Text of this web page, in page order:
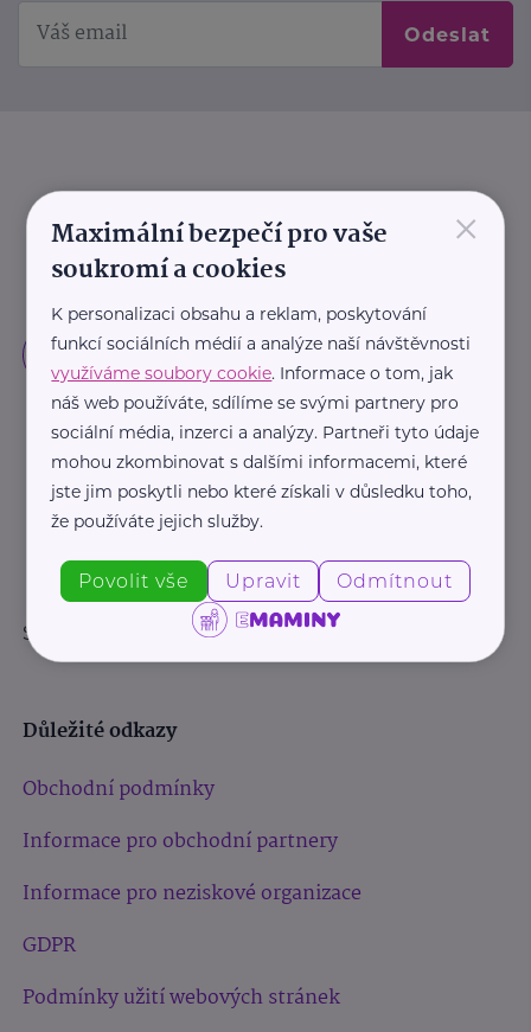
Odeslat
Sledujte nás:
Důležité odkazy
Obchodní podmínky
Informace pro obchodní partnery
Informace pro neziskové organizace
GDPR
Podmínky užití webových stránek
×
Maximální bezpečí pro vaše
soukromí a cookies
K personalizaci obsahu a reklam, poskytování
funkcí sociálních médií a analýze naší návštěvnosti
využíváme soubory cookie. Informace o tom, jak
náš web používáte, sdílíme se svými partnery pro
sociální média, inzerci a analýzy. Partneři tyto údaje
mohou zkombinovat s dalšími informacemi, které
jste jim poskytli nebo které získali v důsledku toho,
že používáte jejich služby.
Povolit vše Upravit Odmítnout